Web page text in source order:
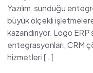
Yazılım, sunduğu
büyük ölçekli
kazandırıyor. Logo
entegrasyonları, CRM
hizmetleri […]